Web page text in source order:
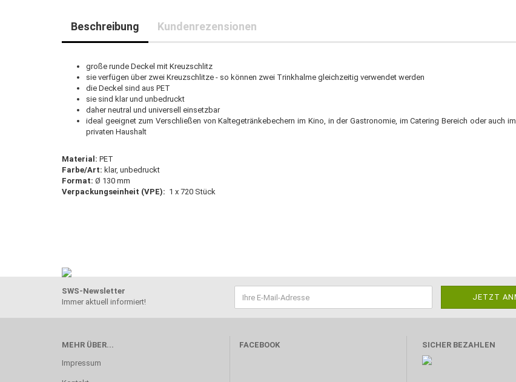
Beschreibung Kundenrezensionen
große runde Deckel mit Kreuzschlitz
sie verfügen über zwei Kreuzschlitze - so können zwei Trinkhalme gleichzeitig verwendet werden
die Deckel sind aus PET
sie sind klar und unbedruckt
daher neutral und universell einsetzbar
ideal geeignet zum Verschließen von Kaltegetränkebechern im Kino, in der Gastronomie, im Catering Bereich oder auch im
privaten Haushalt
Material: PET
Farbe/Art: klar, unbedruckt
Format: Ø 130 mm
Verpackungseinheit (VPE): 1 x 720 Stück
SWS-Newsletter
Immer aktuell informiert!
MEHR ÜBER...
Impressum
FACEBOOK SICHER BEZAHLEN